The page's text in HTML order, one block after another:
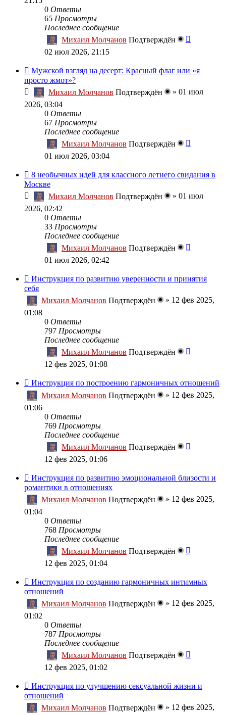
0 Ответы
65 Просмотры
Последнее сообщение
Михаил Молчанов Подтверждён
02 июл 2026, 21:15
Мужской взгляд на десерт: Красный флаг или «я
просто жмот»?
Михаил Молчанов Подтверждён » 01 июл
2026, 03:04
0 Ответы
67 Просмотры
Последнее сообщение
Михаил Молчанов Подтверждён
01 июл 2026, 03:04
8 необычных идей для классного летнего свидания в
Москве
Михаил Молчанов Подтверждён » 01 июл
2026, 02:42
0 Ответы
33 Просмотры
Последнее сообщение
Михаил Молчанов Подтверждён
01 июл 2026, 02:42
Инструкция по развитию уверенности и принятия
себя
Михаил Молчанов Подтверждён » 12 фев 2025,
01:08
0 Ответы
797 Просмотры
Последнее сообщение
Михаил Молчанов Подтверждён
12 фев 2025, 01:08
Инструкция по построению гармоничных отношений
Михаил Молчанов Подтверждён » 12 фев 2025,
01:06
0 Ответы
769 Просмотры
Последнее сообщение
Михаил Молчанов Подтверждён
12 фев 2025, 01:06
Инструкция по развитию эмоциональной близости и
романтики в отношениях
Михаил Молчанов Подтверждён » 12 фев 2025,
01:04
0 Ответы
768 Просмотры
Последнее сообщение
Михаил Молчанов Подтверждён
12 фев 2025, 01:04
Инструкция по созданию гармоничных интимных
отношений
Михаил Молчанов Подтверждён » 12 фев 2025,
01:02
0 Ответы
787 Просмотры
Последнее сообщение
Михаил Молчанов Подтверждён
12 фев 2025, 01:02
Инструкция по улучшению сексуальной жизни и
отношений
Михаил Молчанов Подтверждён » 12 фев 2025,